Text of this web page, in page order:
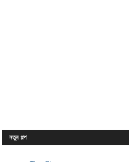
নতুন গল্প